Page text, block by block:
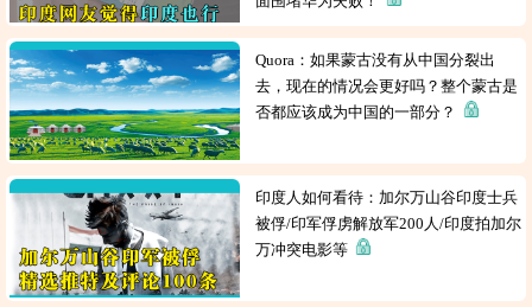
Quora：如果蒙古没有从中国分裂出
去，现在的情况会更好吗？整个蒙古是
否都应该成为中国的一部分？
印度人如何看待：加尔万山谷印度士兵
被俘/印军俘虏解放军200人/印度拍加尔
万冲突电影等